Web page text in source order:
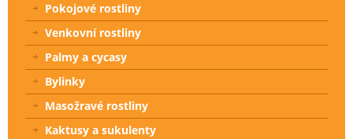
Pokojové rostliny
Venkovní rostliny
Palmy a cycasy
Bylinky
Masožravé rostliny
Kaktusy a sukulenty